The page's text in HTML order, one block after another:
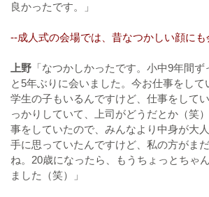
良かったです。」
--成人式の会場では、昔なつかしい顔にも
上野 「なつかしかったです。小中9年間
と5年ぶりに会いました。今お仕事をして
学生の子もいるんですけど、仕事をして
っかりしていて、上司がどうだとか（笑
事をしていたので、みんなより中身が大
手に思っていたんですけど、私の方がま
ね。20歳になったら、もうちょっとちゃ
ました（笑）」